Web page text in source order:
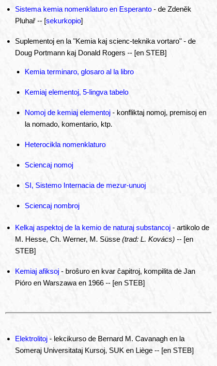
Sistema kemia nomenklaturo en Esperanto - de Zdeněk
Pluhař -- [sekurkopio]
Suplementoj en la "Kemia kaj scienc-teknika vortaro" - de
Doug Portmann kaj Donald Rogers -- [en STEB]
Kemia terminaro, glosaro al la libro
Kemiaj elementoj, 5-lingva tabelo
Nomoj de kemiaj elementoj - konfliktaj nomoj, premisoj en
la nomado, komentario, ktp.
Heterocikla nomenklaturo
Sciencaj nomoj
SI, Sistemo Internacia de mezur-unuoj
Sciencaj nombroj
Kelkaj aspektoj de la kemio de naturaj substancoj - artikolo de
M. Hesse, Ch. Werner, M. Süsse (trad: L. Kovács) -- [en
STEB]
Kemiaj afiksoj - broŝuro en kvar ĉapitroj, kompilita de Jan
Pióro en Warszawa en 1966 -- [en STEB]
Elektrolitoj - lekcikurso de Bernard M. Cavanagh en la
Someraj Universitataj Kursoj, SUK en Liège -- [en STEB]